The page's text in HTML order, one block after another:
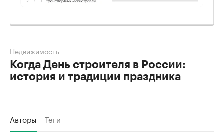
Когда День строителя в России:
история и традиции праздника
Недвижимость
Авторы Теги